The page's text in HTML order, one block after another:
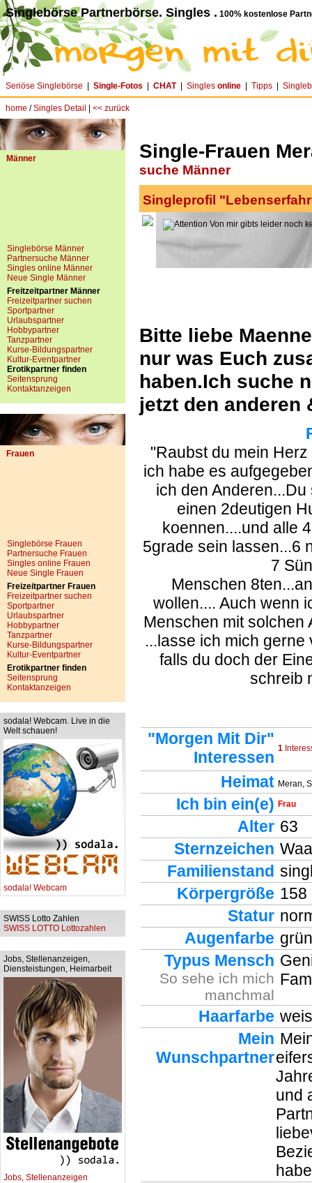
Singlebörse Partnerbörse. Singles . 100% kostenlose
Seriöse Singlebörse Single-Fotos CHAT| Singles online Tipps
home /Singles Detail << zurück
Männer
Singlebörse Männer
Partnersuche Männer
Singles online Männer
Neue Single Männer
Freitzeitpartner Männer
Freizeitpartner suchen
Sportpartner
Urlaubspartner
Hobbypartner
Tanzpartner
Kurse-Bildungspartner
Kultur-Eventpartner
Erotikpartner finden
Seitensprung
Kontaktanzeigen
Frauen
Singlebörse Frauen
Partnersuche Frauen
Singles online Frauen
Neue Single Frauen
Freizeitpartner Frauen
Freizeitpartner suchen
Sportpartner
Urlaubspartner
Hobbypartner
Tanzpartner
Kurse-Bildungspartner
Kultur-Eventpartner
Erotikpartner finden
Seitensprung
Kontaktanzeigen
sodala! Webcam. Live in die
Welt schauen!
sodala! Webcam
SWISS Lotto Zahlen
SWISS LOTTO Lottozahlen
Jobs, Stellenanzeigen,
Diensteistungen, Heimarbeit
Jobs, Stellenanzeigen
Single-Frauen
suche Männer
Singleprofil
Von mir gibts leider noch
Bitte liebe
nur was Euch
haben.Ich suche
jetzt den anderen
"Raubst du mein
ich habe es
ich den
einen 2deutigen
koennen....und alle
5grade sein lassen...6
7
Menschen
wollen.... Auch wenn
Menschen mit solchen
...lasse ich mich
falls du doch der
schreib
"Morgen Mit Dir"
Interessen 1
Heimat Meran,
Ich bin ein(e) Frau
Alter 63
Sternzeichen
Familienstand
Körpergröße 158
Statur
Augenfarbe
Typus Mensch
So sehe ich mich
manchmal
Haarfarbe
Mein
Wunschpartner
und